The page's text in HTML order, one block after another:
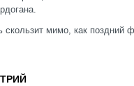
скользит мимо, как поздний